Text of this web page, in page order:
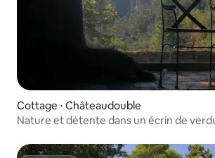
Cottage ⋅ Châteaudouble
Nature et détente dans un écrin de